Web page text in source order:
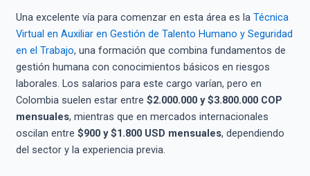
Una excelente vía para comenzar en esta área es la Técnica
Virtual en Auxiliar en Gestión de Talento Humano y Seguridad
en el Trabajo, una formación que combina fundamentos de
gestión humana con conocimientos básicos en riesgos
laborales. Los salarios para este cargo varían, pero en
Colombia suelen estar entre $2.000.000 y $3.800.000 COP
mensuales, mientras que en mercados internacionales
oscilan entre $900 y $1.800 USD mensuales, dependiendo
del sector y la experiencia previa.